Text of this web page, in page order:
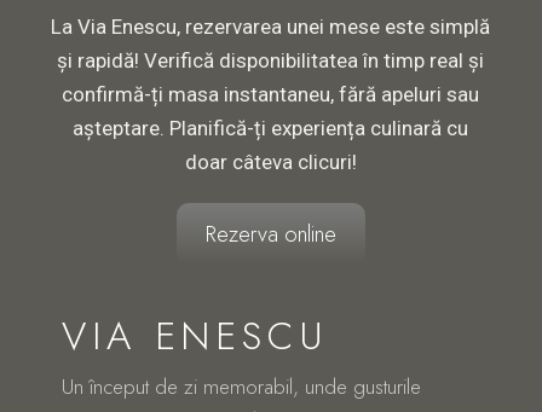
La Via Enescu, rezervarea unei mese este simplă
și rapidă! Verifică disponibilitatea în timp real și
confirmă-ți masa instantaneu, fără apeluri sau
așteptare. Planifică-ți experiența culinară cu
doar câteva clicuri!
Rezerva online
VIA ENESCU
Un început de zi memorabil, unde gusturile